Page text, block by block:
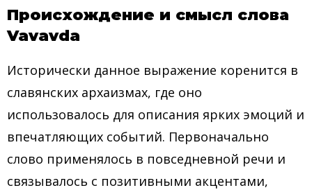
Происхождение и смысл слова
Vavavda
Исторически данное выражение коренится в
славянских архаизмах, где оно
использовалось для описания ярких эмоций и
впечатляющих событий. Первоначально
слово применялось в повседневной речи и
связывалось с позитивными акцентами,